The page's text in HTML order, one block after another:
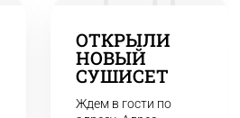
ОТКРЫЛИ
НОВЫЙ
СУШИСЕТ
Ждем в гости по